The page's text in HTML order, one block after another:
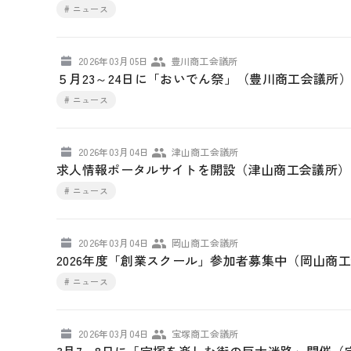
# ニュース
2026年03月05日 豊川商工会議所
５月23～24日に「おいでん祭」（豊川商工会議所）
# ニュース
2026年03月04日 津山商工会議所
求人情報ポータルサイトを開設（津山商工会議所）
# ニュース
2026年03月04日 岡山商工会議所
2026年度「創業スクール」参加者募集中（岡山商工
# ニュース
2026年03月04日 宝塚商工会議所